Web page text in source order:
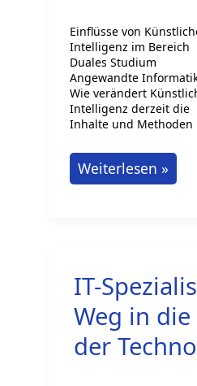
Einflüsse von
Intelligenz im Bereich
Duales Studium
Angewandte
Wie verändert
Intelligenz derzeit die
Inhalte und Methoden
Dualer
Studiengang
Weiterlesen »
IT-
Weg in
der